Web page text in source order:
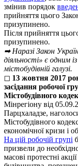
змінив порядок
прийняття цього
призупинено.
Після прийняття
призупинено.
➡ Наразі Закон
діяльності» є одним
містобудівній галузі.
◻ 13 жовтня 2017
засідання робочої
Містобудівного
Мінрегіону від
Парцхаладзе,
Містобудівного
економічної кризи і
На цій робочій групі
призвели до
масові протестні